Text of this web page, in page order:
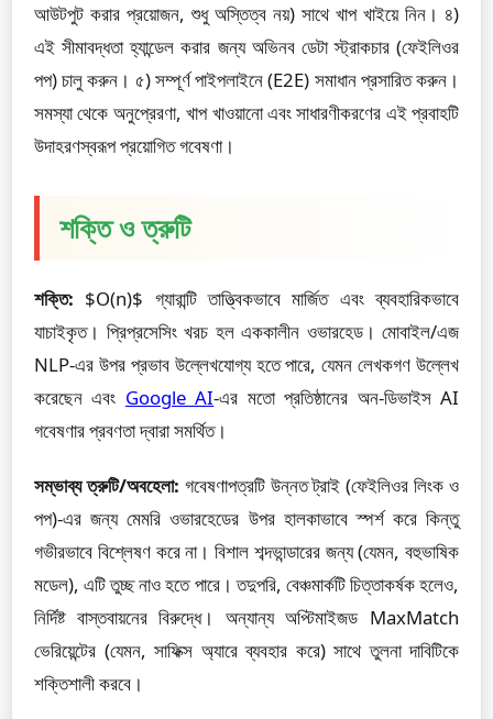
আউটপুট করার প্রয়োজন, শুধু অস্তিত্ব নয়) সাথে খাপ খাইয়ে নিন। ৪)
এই সীমাবদ্ধতা হ্যান্ডেল করার জন্য অভিনব ডেটা স্ট্রাকচার (ফেইলিওর
পপ) চালু করুন। ৫) সম্পূর্ণ পাইপলাইনে (E2E) সমাধান প্রসারিত করুন।
সমস্যা থেকে অনুপ্রেরণা, খাপ খাওয়ানো এবং সাধারণীকরণের এই প্রবাহটি
উদাহরণস্বরূপ প্রয়োগিত গবেষণা।
শক্তি ও ত্রুটি
শক্তি: $O(n)$ গ্যারান্টি তাত্ত্বিকভাবে মার্জিত এবং ব্যবহারিকভাবে
যাচাইকৃত। প্রিপ্রসেসিং খরচ হল এককালীন ওভারহেড। মোবাইল/এজ
NLP-এর উপর প্রভাব উল্লেখযোগ্য হতে পারে, যেমন লেখকগণ উল্লেখ
করেছেন এবং Google AI-এর মতো প্রতিষ্ঠানের অন-ডিভাইস AI
গবেষণার প্রবণতা দ্বারা সমর্থিত।
সম্ভাব্য ত্রুটি/অবহেলা: গবেষণাপত্রটি উন্নত ট্রাই (ফেইলিওর লিংক ও
পপ)-এর জন্য মেমরি ওভারহেডের উপর হালকাভাবে স্পর্শ করে কিন্তু
গভীরভাবে বিশ্লেষণ করে না। বিশাল শব্দভান্ডারের জন্য (যেমন, বহুভাষিক
মডেল), এটি তুচ্ছ নাও হতে পারে। তদুপরি, বেঞ্চমার্কটি চিত্তাকর্ষক হলেও,
নির্দিষ্ট বাস্তবায়নের বিরুদ্ধে। অন্যান্য অপ্টিমাইজড MaxMatch
ভেরিয়েন্টের (যেমন, সাফিক্স অ্যারে ব্যবহার করে) সাথে তুলনা দাবিটিকে
শক্তিশালী করবে।